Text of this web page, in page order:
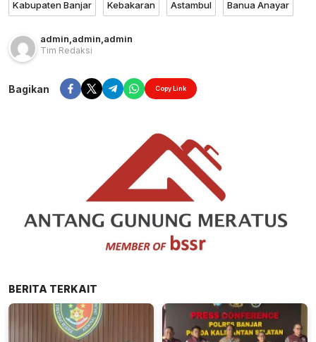
Kabupaten Banjar Kebakaran Astambul Banua Anayar
admin admin admin
Tim Redaksi
Bagikan Copy Link
BERITA TERKAIT